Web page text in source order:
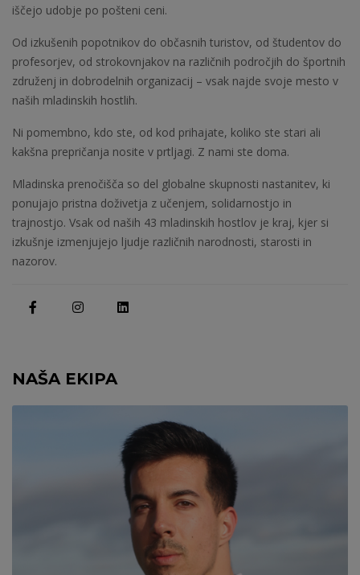
iščejo udobje po pošteni ceni.
Od izkušenih popotnikov do občasnih turistov, od študentov do
profesorjev, od strokovnjakov na različnih področjih do športnih
združenj in dobrodelnih organizacij – vsak najde svoje mesto v
naših mladinskih hostlih.
Ni pomembno, kdo ste, od kod prihajate, koliko ste stari ali
kakšna prepričanja nosite v prtljagi. Z nami ste doma.
Mladinska prenočišča so del globalne skupnosti nastanitev, ki
ponujajo pristna doživetja z učenjem, solidarnostjo in
trajnostjo. Vsak od naših 43 mladinskih hostlov je kraj, kjer si
izkušnje izmenjujejo ljudje različnih narodnosti, starosti in
nazorov.
NAŠA EKIPA